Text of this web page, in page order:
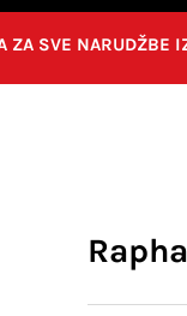
ZA SVE NARUDŽBE